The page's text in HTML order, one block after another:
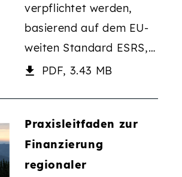
verpflichtet werden,
basierend auf dem EU-
weiten Standard ESRS,…
PDF, 3.43 MB
Praxisleitfaden zur
Finanzierung
regionaler